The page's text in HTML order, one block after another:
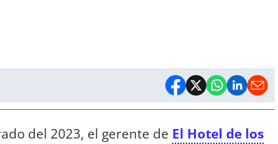
del 2023, el gerente de El Hotel de los